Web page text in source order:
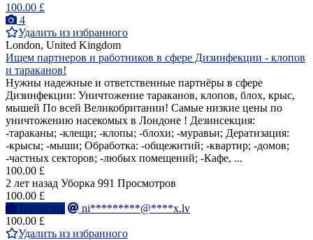
100.00 £
4
Удалить из избранного
London, United Kingdom
Ищем партнеров и работников в сфере Дизинфекции - клопов
и тараканов!
Нужны надежные и ответственные партнёры в сфере
Дизинфекции: Уничтожение тараканов, клопов, блох, крыс,
мышей По всей Великобритании! Самые низкие цены по
уничтожению насекомых в Лондоне ! Дезинсекция:
-тараканы; -клещи; -клопы; -блохи; -муравьи; Дератизация:
-крысы; -мыши; Обработка: -общежитий; -квартир; -домов;
-частных секторов; -любых помещений; -Кафе, ...
100.00 £
2 лет назад Уборка 991 Просмотров
100.00 £
Написать
ni*********@****x.lv
100.00 £
Удалить из избранного